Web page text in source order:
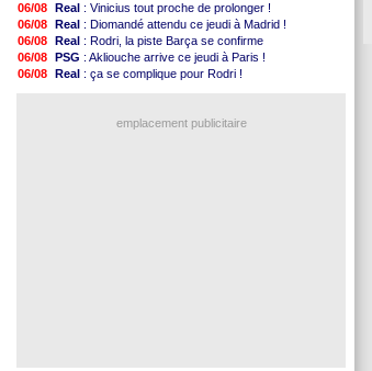
06/08 Real : Vinicius tout proche de prolonger !
06/08 Real : Diomandé attendu ce jeudi à Madrid !
06/08 Real : Rodri, la piste Barça se confirme
06/08 PSG : Akliouche arrive ce jeudi à Paris !
06/08 Real : ça se complique pour Rodri !
: réponse imminente de Vinicius
emplacement publicitaire